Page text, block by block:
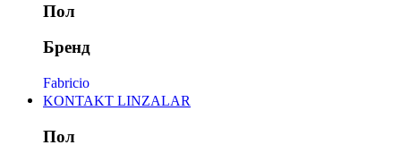
Пол
Бренд
Fabricio
KONTAKT LINZALAR
Пол